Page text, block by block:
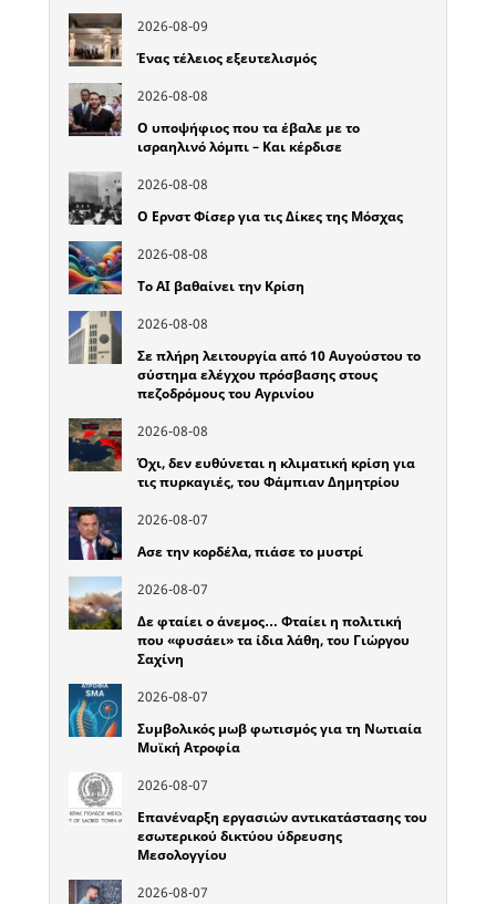
2026-08-09
Ένας τέλειος εξευτελισμός
2026-08-08
Ο υποψήφιος που τα έβαλε με το
ισραηλινό λόμπι – Και κέρδισε
2026-08-08
Ο Ερνστ Φίσερ για τις Δίκες της Μόσχας
2026-08-08
Το ΑΙ βαθαίνει την Κρίση
2026-08-08
Σε πλήρη λειτουργία από 10 Αυγούστου το
σύστημα ελέγχου πρόσβασης στους
πεζοδρόμους του Αγρινίου
2026-08-08
Όχι, δεν ευθύνεται η κλιματική κρίση για
τις πυρκαγιές, του Φάμπιαν Δημητρίου
2026-08-07
Ασε την κορδέλα, πιάσε το μυστρί
2026-08-07
Δε φταίει ο άνεμος… Φταίει η πολιτική
που «φυσάει» τα ίδια λάθη, του Γιώργου
Σαχίνη
2026-08-07
Συμβολικός μωβ φωτισμός για τη Νωτιαία
Μυϊκή Ατροφία
2026-08-07
Επανέναρξη εργασιών αντικατάστασης του
εσωτερικού δικτύου ύδρευσης
Μεσολογγίου
2026-08-07